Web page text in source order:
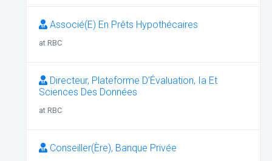
Associé(E) En Prêts Hypothécaires
at RBC
Directeur, Plateforme D’Évaluation, Ia Et
Sciences Des Données
at RBC
Conseiller(Ère), Banque Privée